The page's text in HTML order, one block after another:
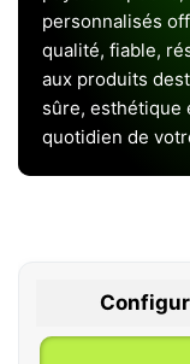
personnalisés
qualité, fiable,
aux produits
sûre, esthétique
quotidien de